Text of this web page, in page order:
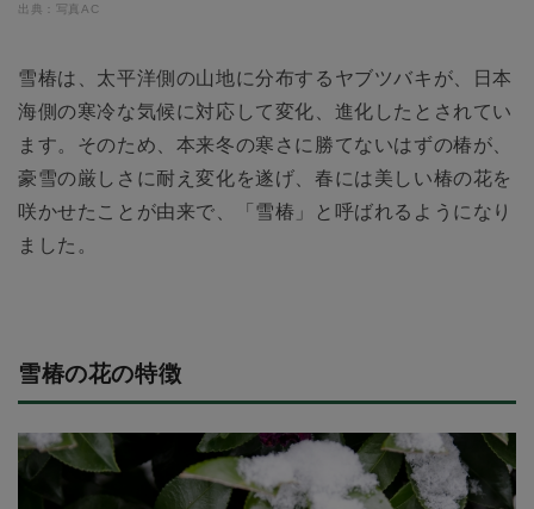
出典：写真AC
雪椿は、太平洋側の山地に分布するヤブツバキが、日本
海側の寒冷な気候に対応して変化、進化したとされてい
ます。そのため、本来冬の寒さに勝てないはずの椿が、
豪雪の厳しさに耐え変化を遂げ、春には美しい椿の花を
咲かせたことが由来で、「雪椿」と呼ばれるようになり
ました。
雪椿の花の特徴